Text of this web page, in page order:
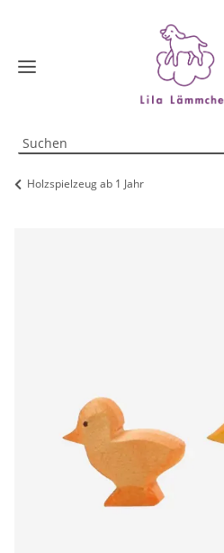
Holzspielzeug ab 1 Jahr